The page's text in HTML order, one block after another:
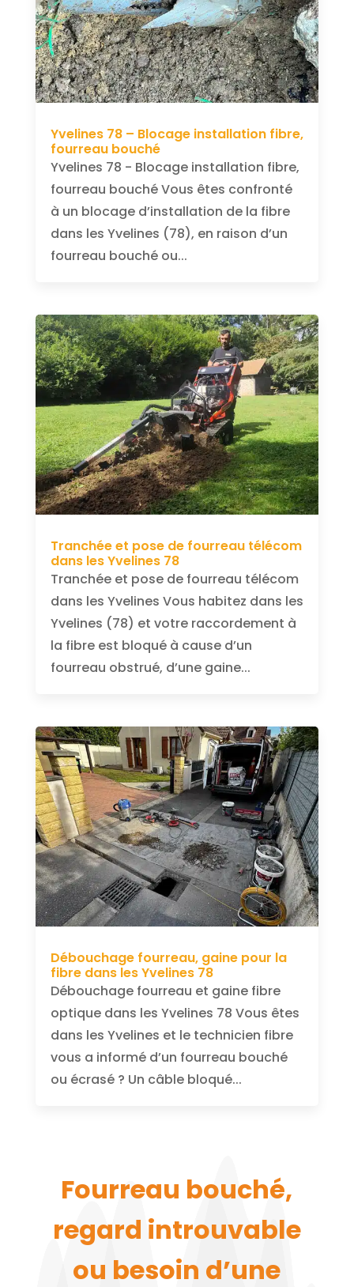
Yvelines 78 – Blocage installation fibre,
fourreau bouché
Yvelines 78 - Blocage installation fibre,
fourreau bouché Vous êtes confronté
à un blocage d’installation de la fibre
dans les Yvelines (78), en raison d’un
fourreau bouché ou...
Tranchée et pose de fourreau télécom
dans les Yvelines 78
Tranchée et pose de fourreau télécom
dans les Yvelines Vous habitez dans les
Yvelines (78) et votre raccordement à
la fibre est bloqué à cause d’un
fourreau obstrué, d’une gaine...
Débouchage fourreau, gaine pour la
fibre dans les Yvelines 78
Débouchage fourreau et gaine fibre
optique dans les Yvelines 78 Vous êtes
dans les Yvelines et le technicien fibre
vous a informé d’un fourreau bouché
ou écrasé ? Un câble bloqué...
Fourreau bouché,
regard introuvable
ou besoin d’une